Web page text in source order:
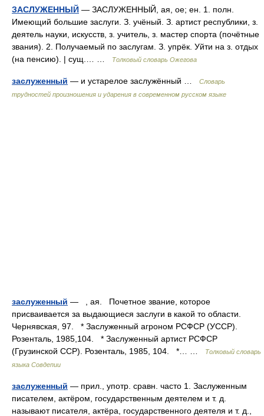
ЗАСЛУЖЕННЫЙ — ЗАСЛУЖЕННЫЙ, ая, ое; ен. 1. полн.
Имеющий большие заслуги. З. учёный. З. артист республики, з.
деятель науки, искусств, з. учитель, з. мастер спорта (почётные
звания). 2. Получаемый по заслугам. З. упрёк. Уйти на з. отдых
(на пенсию). | сущ.… …
Толковый словарь Ожегова
заслуженный — и устарелое заслужённый …
Словарь
трудностей произношения и ударения в современном русском языке
заслуженный — , ая. Почетное звание, которое
присваивается за выдающиеся заслуги в какой то области.
Чернявская, 97. * Заслуженный агроном РСФСР (УССР).
Розенталь, 1985,104. * Заслуженный артист РСФСР
(Грузинской ССР). Розенталь, 1985, 104. *… …
Толковый словарь
языка Совдепии
заслуженный — прил., употр. сравн. часто 1. Заслуженным
писателем, актёром, государственным деятелем и т. д.
называют писателя, актёра, государственного деятеля и т. д.,